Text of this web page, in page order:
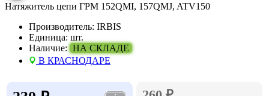
Натяжитель цепи ГРМ 152QMI, 157QMJ, ATV150
Производитель: IRBIS
Единица: шт.
Наличие: НА СКЛАДЕ
В КРАСНОДАРЕ